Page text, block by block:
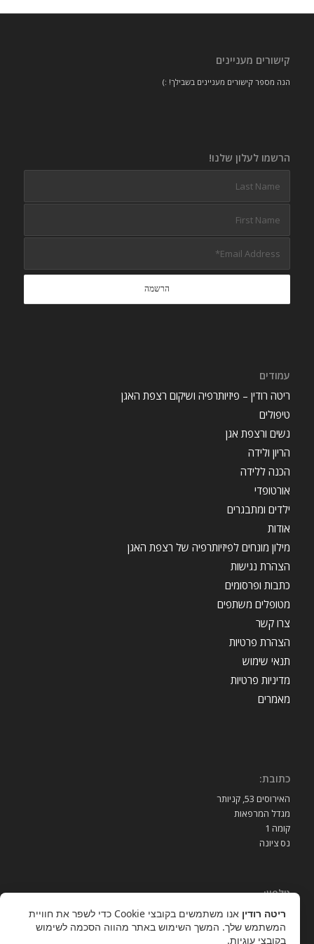
קישורים מעניינים
הנה מספר קישורים מעניינים בשבילך! :)
הרשמו לעלון שלנו!
עמודים
ריטה רודין – פיזיותרפיה ושיקום רצפת האגן
טיפולים
נשים ורצפת אגן
הריון ולידה
הכנה ללידה
אורטופדי
ילדים ומתבגרים
אודות
מילון מונחים לפיזיותרפיה של רצפת האגן
הצהרת נגישות
כתבות ופרסומים
מטופלים משתפים
צרו קשר
הצהרת פרטיות
תנאי שימוש
מדיניות פרטיות
מאמרים
כתובת:
האירוסים 53, קניותר
מגדל המרפאות
קומה 1
נס ציונה
טלפון:
052-3939989
ריטה רודין
אנו משתמשים בקובצי Cookie כדי לשפר את חוויית
המשתמש שלך. המשך השימוש באתר מהווה הסכמה לשימוש
בקובצי עוגיות.